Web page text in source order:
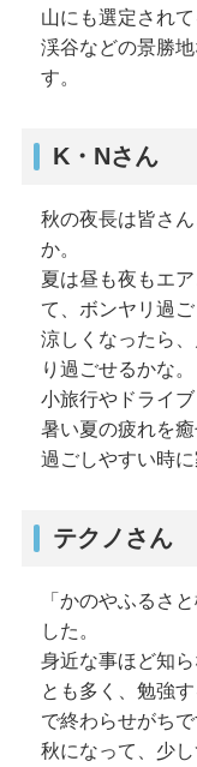
山にも選定され
渓谷などの景勝
す。
K・Nさん
秋の夜長は皆さ
か。
夏は昼も夜もエ
て、ボンヤリ過ご
涼しくなったら
り過ごせるかな。
小旅行やドライブ
暑い夏の疲れを
過ごしやすい時
テクノさん
「かのやふるさ
した。
身近な事ほど知
とも多く、勉強
で終わらせがちで
秋になって、少